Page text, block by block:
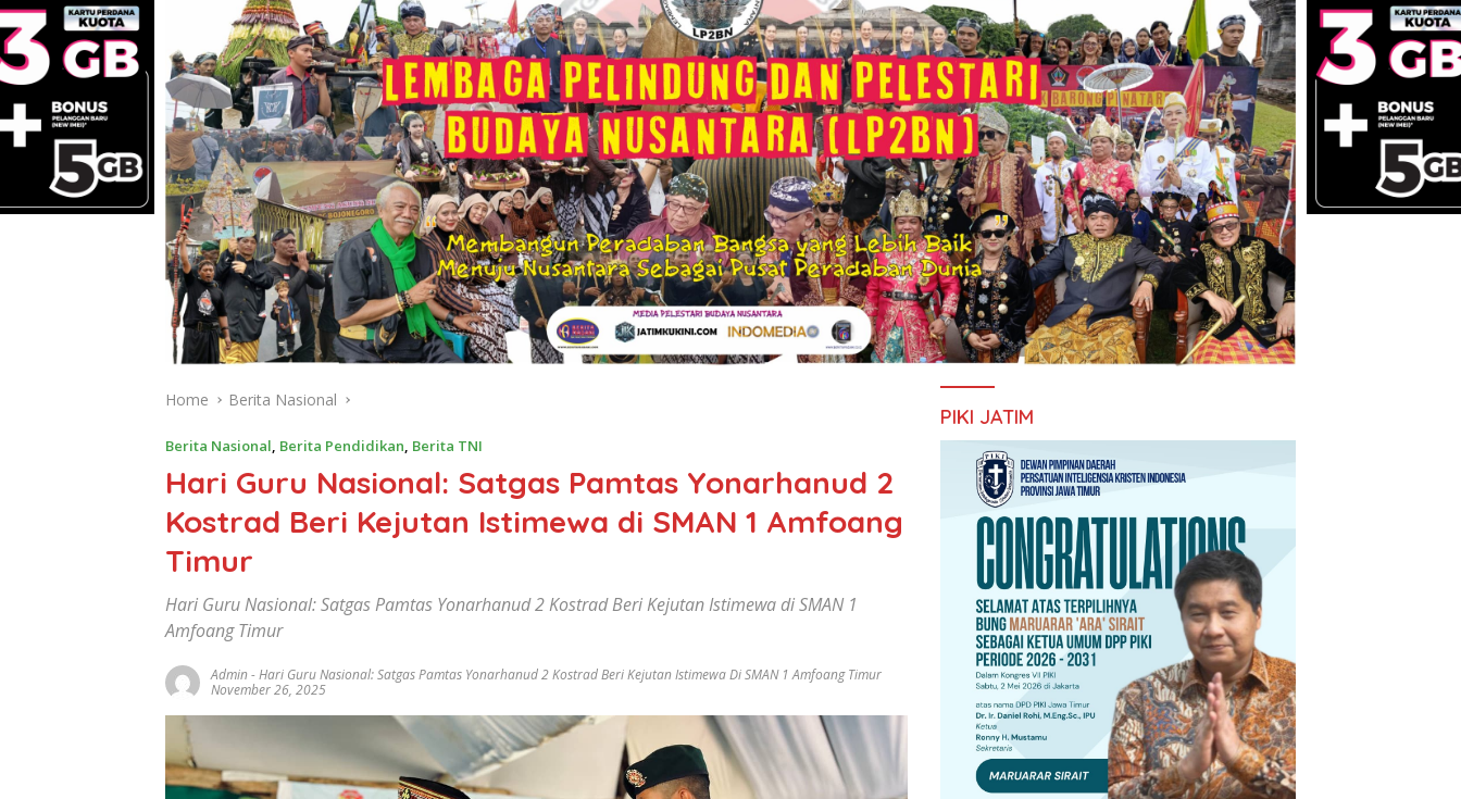
Home Berita Nasional
Berita Nasional, Berita Pendidikan, Berita TNI
Hari Guru Nasional: Satgas Pamtas Yonarhanud 2
Kostrad Beri Kejutan Istimewa di SMAN 1 Amfoang
Timur
Hari Guru Nasional: Satgas Pamtas Yonarhanud 2 Kostrad Beri Kejutan Istimewa di SMAN 1
Amfoang Timur
Admin-Hari Guru Nasional: Satgas Pamtas Yonarhanud 2 Kostrad Beri Kejutan Istimewa Di SMAN 1 Amfoang Timur
November 26, 2025
PIKI JATIM